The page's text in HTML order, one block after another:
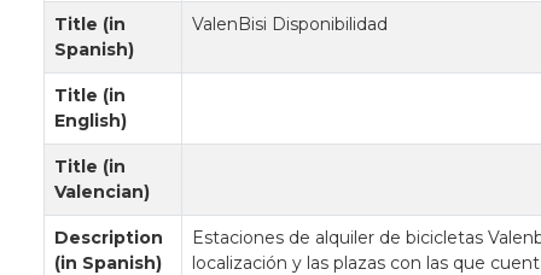
Title (in
Spanish)
ValenBisi Disponibilidad
Title (in
English)
Title (in
Valencian)
Description
(in Spanish)
Estaciones de alquiler de bicicletas
localización y las plazas con las que